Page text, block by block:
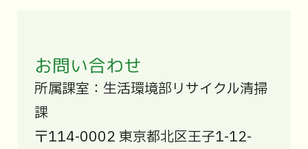
お問い合わせ
所属課室：生活環境部リサイクル清掃
課
〒114-0002 東京都北区王子1-12-